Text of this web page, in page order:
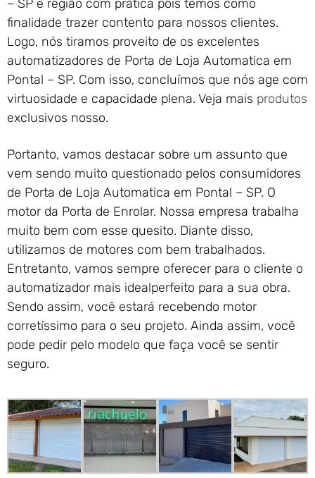
Enrolar em Paraty – RJ
Portão de Garagem de
Enrolar em Nova Iguaçu – RJ
Portão de Garagem de
Enrolar em Nova Friburgo –
RJ
– SP e região com prática pois temos como
finalidade trazer contento para nossos clientes.
Logo, nós tiramos proveito de os excelentes
automatizadores de Porta de Loja Automatica em
Pontal – SP. Com isso, concluímos que nós age com
virtuosidade e capacidade plena. Veja mais produtos
exclusivos nosso.
Portanto, vamos destacar sobre um assunto que
vem sendo muito questionado pelos consumidores
de Porta de Loja Automatica em Pontal – SP. O
motor da Porta de Enrolar. Nossa empresa trabalha
muito bem com esse quesito. Diante disso,
utilizamos de motores com bem trabalhados.
Entretanto, vamos sempre oferecer para o cliente o
automatizador mais idealperfeito para a sua obra.
Sendo assim, você estará recebendo motor
corretíssimo para o seu projeto. Ainda assim, você
pode pedir pelo modelo que faça você se sentir
seguro.